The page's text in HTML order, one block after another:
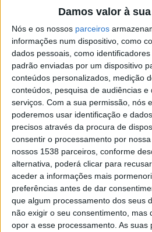
Damos valor à
Nós e os nossos parceiros
informações num dispositivo, como
dados pessoais, como
padrão enviadas por um dispositivo
conteúdos personalizados, medição
conteúdos, pesquisa de audiências e
serviços. Com a sua permissão, nós
poderemos usar identificação e
precisos através da procura de
consentir o processamento por
nossos 1538 parceiros, conforme
alternativa, poderá clicar para
aceder a informações mais
preferências antes de dar
que algum processamento dos seus
não exigir o seu consentimento, mas
opor a esse processamento. As suas
ainda têm muito para dar à
o edil durante o encontro.
O Dia dos Avós é anualmente
em Famalicão foi assinalado
que juntou avós, filhos e netos
A iniciativa começou com uma
missa campal, seguida de um
protagonizado pelos seniores
“Mais e Melhores Anos”. A
animação musical pela voz do